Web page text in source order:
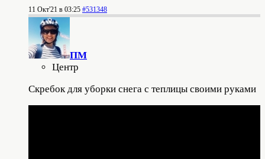
11 Окт'21 в 03:25 #531348
ПМ
Центр
Скребок для уборки снега с теплицы своими руками